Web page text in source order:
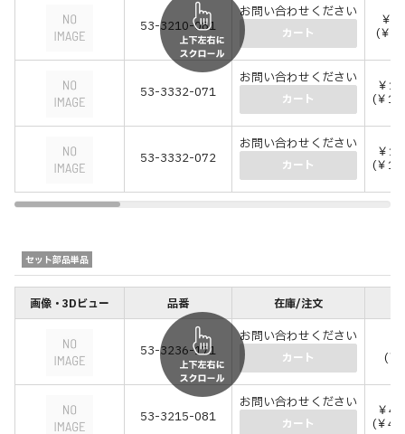
53-3210-081
お問い合わせください
カート
￥
(￥
53-3332-071
お問い合わせください
カート
￥
(￥
53-3332-072
お問い合わせください
カート
￥
(￥
セット部品単品
画像・3Dビュー 品番 在庫/注文
53-3236-171
お問い合わせください
カート (￥
53-3215-081
お問い合わせください
カート
￥
(￥